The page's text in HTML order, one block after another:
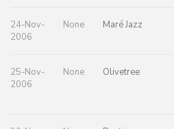
24-Nov-
2006
None Maré Jazz
25-Nov-
2006
None Olivetree